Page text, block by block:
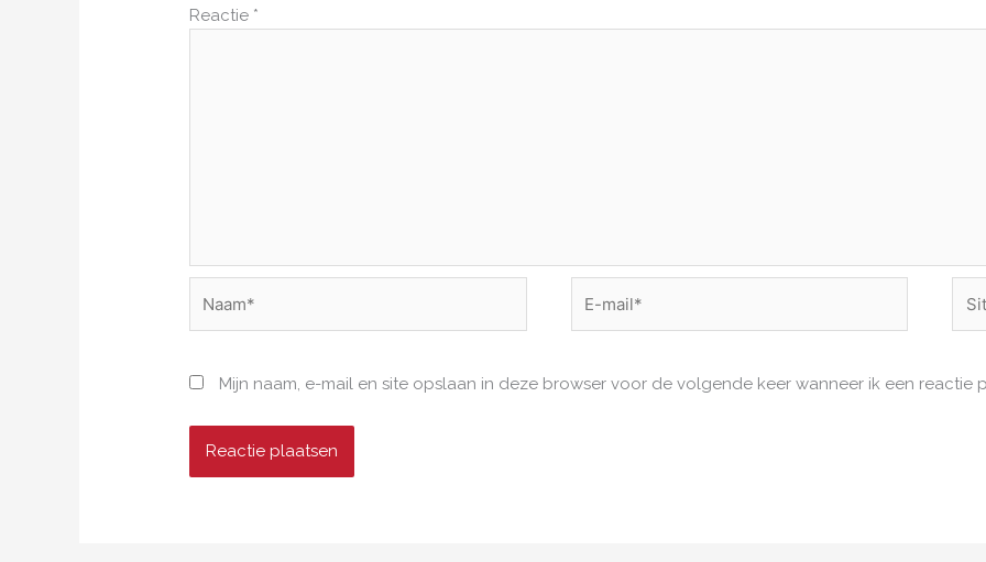
Reactie *
Mijn naam, e-mail en site opslaan in deze browser voor de volgende keer wanneer ik een reactie